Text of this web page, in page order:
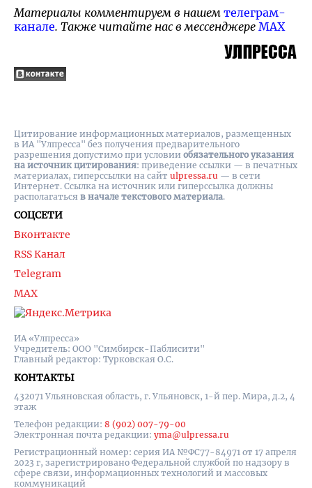
Материалы комментируем в нашем телеграм-
канале. Также читайте нас в мессенджере MAX
ИА «Улпресса»
Учредитель: ООО "Симбирск-Паблисити"
Главный редактор: Турковская О.С.
КОНТАКТЫ
432071 Ульяновская область, г. Ульяновск, 1-й пер. Мира, д.2, 4
этаж
Телефон редакции: 8 (902) 007-79-00
Электронная почта редакции: yma@ulpressa.ru
Регистрационный номер: серия ИА №ФС77-84971 от 17 апреля
2023 г, зарегистрировано Федеральной службой по надзору в
сфере связи, информационных технологий и массовых
коммуникаций
СОЦСЕТИ
Вконтакте
RSS Канал
Telegram
MAX
Цитирование информационных материалов, размещенных
в ИА "Улпресса" без получения предварительного
разрешения допустимо при условии обязательного указания
на источник цитирования: приведение ссылки — в печатных
материалах, гиперссылки на cайт ulpressa.ru — в сети
Интернет. Ссылка на источник или гиперссылка должны
располагаться в начале текстового материала.